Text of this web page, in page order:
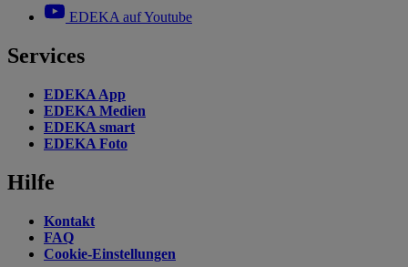
EDEKA auf Youtube
Services
EDEKA App
EDEKA Medien
EDEKA smart
EDEKA Foto
Hilfe
Kontakt
FAQ
Cookie-Einstellungen